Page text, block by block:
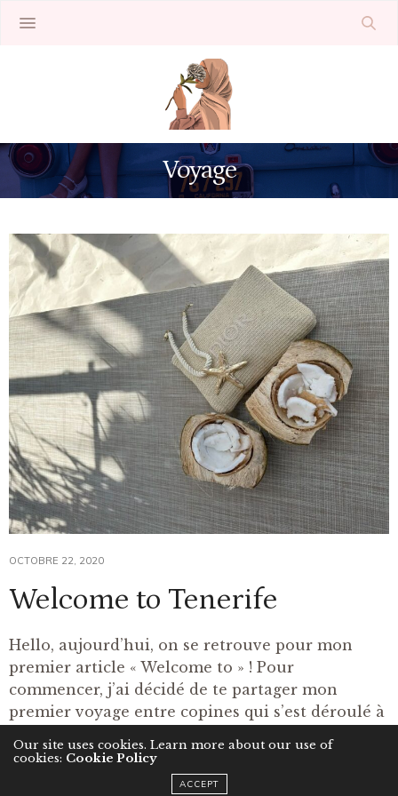
Voyage
OCTOBRE 22, 2020
Welcome to Tenerife
Hello, aujourd’hui, on se retrouve pour mon
premier article « Welcome to » ! Pour
commencer, j’ai décidé de te partager mon
premier voyage entre copines qui s’est déroulé à
Our site uses cookies. Learn more about our use of
cookies: Cookie Policy
ACCEPT